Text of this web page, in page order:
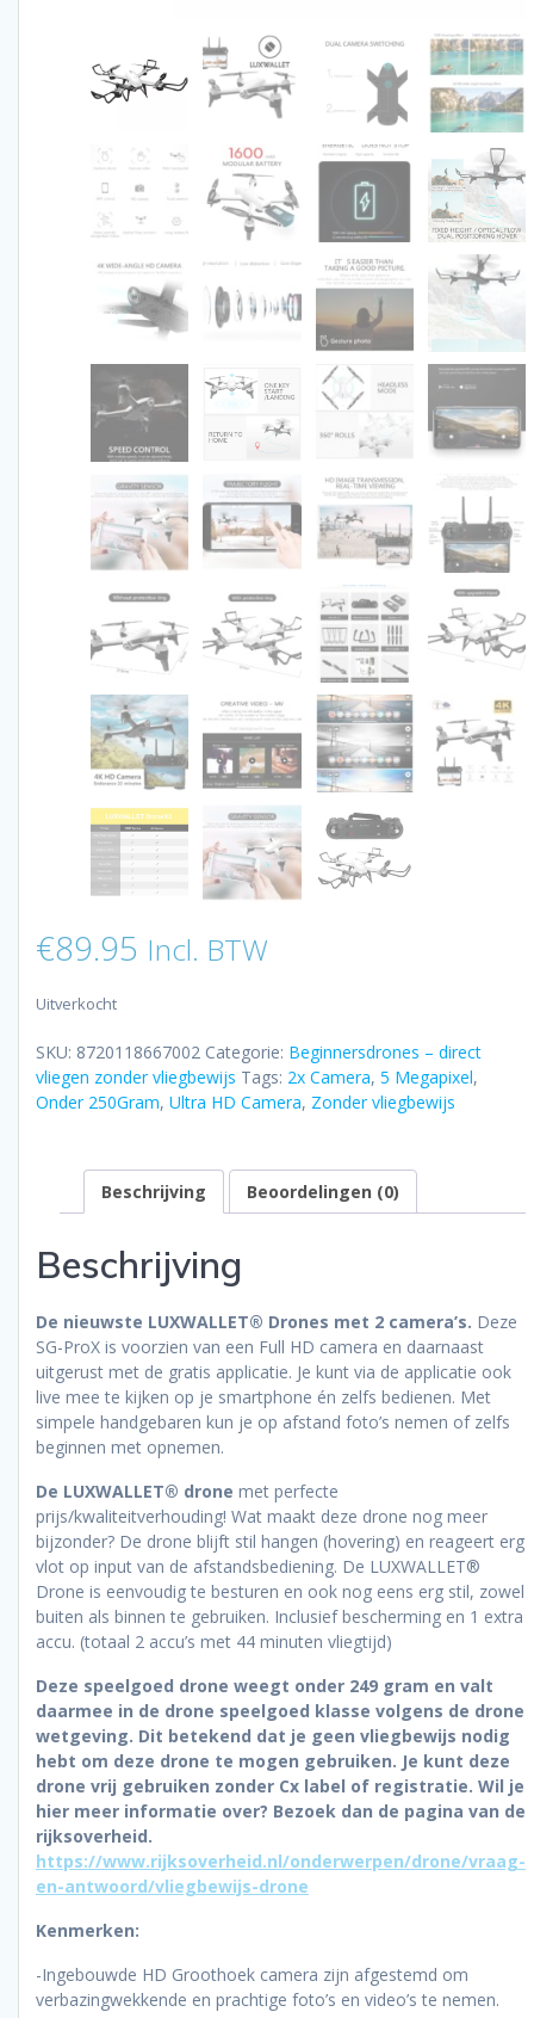
€89.95 Incl. BTW
Uitverkocht
SKU: 8720118667002 Categorie: Beginnersdrones – direct
vliegen zonder vliegbewijs Tags: 2x Camera, 5 Megapixel,
Onder 250Gram, Ultra HD Camera, Zonder vliegbewijs
Beschrijving Beoordelingen (0)
Beschrijving
De nieuwste LUXWALLET® Drones met 2 camera’s. Deze
SG-ProX is voorzien van een Full HD camera en daarnaast
uitgerust met de gratis applicatie. Je kunt via de applicatie ook
live mee te kijken op je smartphone én zelfs bedienen. Met
simpele handgebaren kun je op afstand foto’s nemen of zelfs
beginnen met opnemen.
De LUXWALLET® drone met perfecte
prijs/kwaliteitverhouding! Wat maakt deze drone nog meer
bijzonder? De drone blijft stil hangen (hovering) en reageert erg
vlot op input van de afstandsbediening. De LUXWALLET®
Drone is eenvoudig te besturen en ook nog eens erg stil, zowel
buiten als binnen te gebruiken. Inclusief bescherming en 1 extra
accu. (totaal 2 accu’s met 44 minuten vliegtijd)
Deze speelgoed drone weegt onder 249 gram en valt
daarmee in de drone speelgoed klasse volgens de drone
wetgeving. Dit betekend dat je geen vliegbewijs nodig
hebt om deze drone te mogen gebruiken. Je kunt deze
drone vrij gebruiken zonder Cx label of registratie. Wil je
hier meer informatie over? Bezoek dan de pagina van de
rijksoverheid.
https://www.rijksoverheid.nl/onderwerpen/drone/vraag-
en-antwoord/vliegbewijs-drone
Kenmerken:
-Ingebouwde HD Groothoek camera zijn afgestemd om
verbazingwekkende en prachtige foto’s en video’s te nemen.